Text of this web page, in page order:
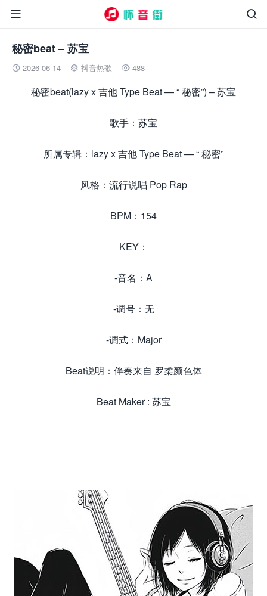


秘密beat – 苏宝
 2026-06-14  抖音热歌  488
秘密beat(lazy x 吉他 Type Beat — “ 秘密”) – 苏宝
歌手：苏宝
所属专辑：lazy x 吉他 Type Beat — “ 秘密”
风格：流行说唱 Pop Rap
BPM：154
KEY：
-音名：A
-调号：无
-调式：Major
Beat说明：伴奏来自 罗柔颜色体
Beat Maker : 苏宝